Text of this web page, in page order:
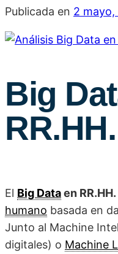
Publicada en 2 mayo,
Big
RR.HH.
El Big Dataen RR.HH.
humano basada en
Junto al Machine
digitales) o Machine